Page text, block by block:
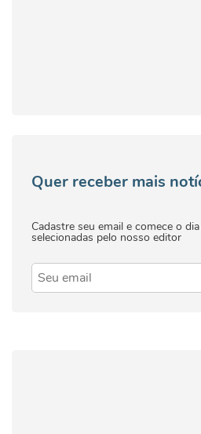
Quer receber mais
Cadastre seu email e comece o
selecionadas pelo nosso editor